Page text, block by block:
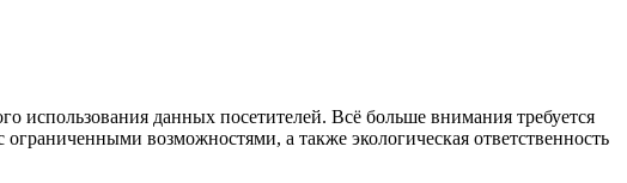
использования данных посетителей. Всё больше внимания требуется
возможностями, а также экологическая ответственность